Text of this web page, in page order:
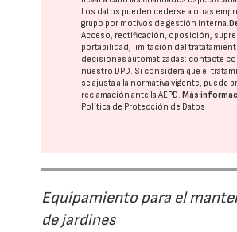
Los datos pueden cederse a otras
grupo por motivos de gestión interna.
Acceso, rectificación, oposición,
portabilidad, limitación del
decisiones automatizadas: contacte
nuestro DPD. Si considera que el
se ajusta a la normativa vigente, puede
reclamación ante laAEPD.Más
Política de Protección de Datos
Equipamiento para el
de jardines